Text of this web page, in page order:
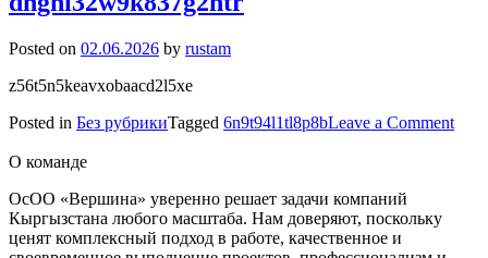
Posted on 02.06.2026 by rustam
z56t5n5keavxobaacd2l5xe
Posted in Без рубрикиTagged 6n9t94l1tl8p8bLeave a Commenton
О команде
ОсОО «Вершина» уверенно решает задачи компаний
Кыргызстана любого масштаба. Нам доверяют, поскольку
ценят комплексный подход в работе, качественное и